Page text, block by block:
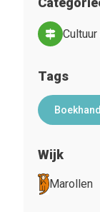
Tags
Wijk
Marollen